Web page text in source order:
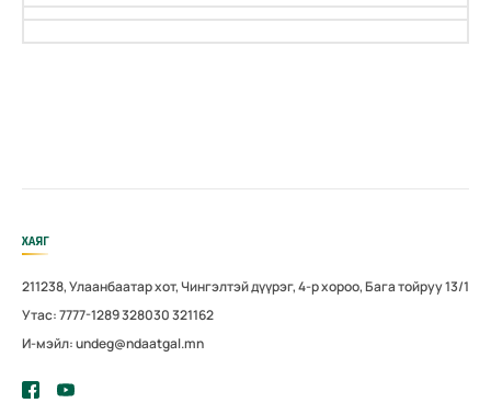
ХАЯГ
211238, Улаанбаатар хот, Чингэлтэй дүүрэг, 4-р хороо, Бага тойруу 13/1
Утас: 7777-1289 328030 321162
И-мэйл: undeg@ndaatgal.mn